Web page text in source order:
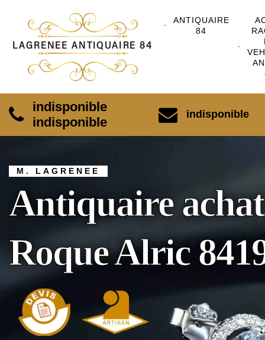
ANTIQUAIRE
84
indisponible
indisponible
indisponible
M. LAGRENEE
Antiquaire
Roque Alric